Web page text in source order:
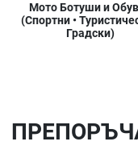
Мото Ботуши и
(Спортни •
Градски)